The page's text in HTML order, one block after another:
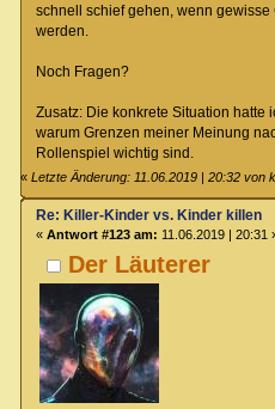
schnell schief gehen, wenn
werden.
Noch Fragen?
Zusatz: Die konkrete Situation hatte
warum Grenzen meiner Meinung
Rollenspiel wichtig sind.
«Letzte Änderung: 11.06.2019 | 20:32 von
Der Läuterer
Re: Killer-Kinder vs. Kinder killen
« Antwort #123 am: 11.06.2019 | 20:31